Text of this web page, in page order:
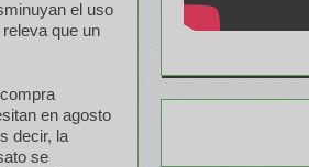
el uso
que un
en agosto
decir, la
se